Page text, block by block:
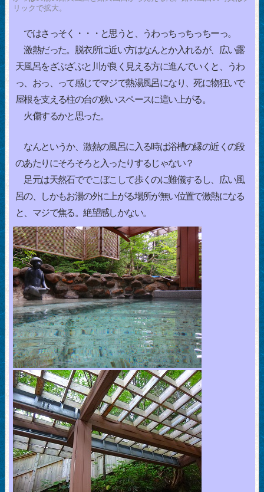
リックで拡大。
ではさっそく・・・と思うと、うわっちっちっちーっ。
激熱だった。脱衣所に近い方はなんとか入れるが、広い露
天風呂をざぶざぶと川が良く見える方に進んでいくと、うわ
っ、おっ、って感じでマジで熱湯風呂になり、死に物狂いで
屋根を支える柱の台の狭いスペースに這い上がる。
火傷するかと思った。
なんというか、激熱の風呂に入る時は浴槽の縁の近くの段
のあたりにそろそろと入ったりするじゃない？
足元は天然石ででこぼこして歩くのに難儀するし、広い風
呂の、しかもお湯の外に上がる場所が無い位置で激熱になる
と、マジで焦る。絶望感しかない。